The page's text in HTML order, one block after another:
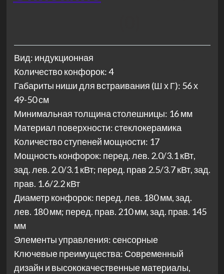
Вид: индукционная
Количество конфорок: 4
Габариты ниши для встраивания (Ш х Г): 56 х
49-50 см
Минимальная толщина столешницы: 16 мм
Материал поверхности: стеклокерамика
Количество ступеней мощности: 17
Мощность конфорок: перед. лев. 2.0/3.1 кВт,
зад. лев. 2.0/3.1 кВт; перед. прав 2.5/3.7 кВт, зад.
прав. 1.6/2.2 кВт
Диаметр конфорок: перед. лев. 180 мм, зад.
лев. 180 мм; перед. прав. 210 мм, зад. прав. 145
мм
Элементы управления: сенсорные
Ключевые преимущества: Современный
дизайн и высококачественные материалы,